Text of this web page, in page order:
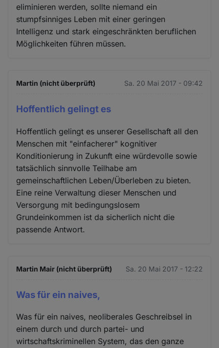
eliminieren werden, sollte niemand ein
stumpfsinniges Leben mit einer geringen
Intelligenz und stark eingeschränkten beruflichen
Möglichkeiten führen müssen.
Martin (nicht überprüft) Sa. 20 Mai 2017 - 09:42
Hoffentlich gelingt es
Hoffentlich gelingt es unserer Gesellschaft all den
Menschen mit "einfacherer" kognitiver
Konditionierung in Zukunft eine würdevolle sowie
tatsächlich sinnvolle Teilhabe am
gemeinschaftlichen Leben/Überleben zu bieten.
Eine reine Verwaltung dieser Menschen und
Versorgung mit bedingungslosem
Grundeinkommen ist da sicherlich nicht die
passende Antwort.
Martin Mair (nicht überprüft) Sa. 20 Mai 2017 - 12:22
Was für ein naives,
Was für ein naives, neoliberales Geschreibsel in
einem durch und durch partei- und
wirtschaftskriminellen System, das den ganze